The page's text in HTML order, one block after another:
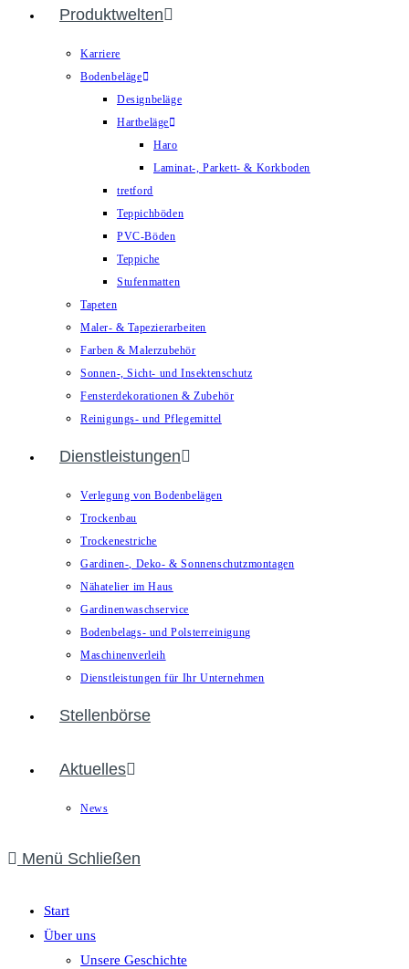
Produktwelten
Karriere
Bodenbeläge
Designbeläge
Hartbeläge
Haro
Laminat-, Parkett- & Korkboden
tretford
Teppichböden
PVC-Böden
Teppiche
Stufenmatten
Tapeten
Maler- & Tapezierarbeiten
Farben & Malerzubehör
Sonnen-, Sicht- und Insektenschutz
Fensterdekorationen & Zubehör
Reinigungs- und Pflegemittel
Dienstleistungen
Verlegung von Bodenbelägen
Trockenbau
Trockenestriche
Gardinen-, Deko- & Sonnenschutzmontagen
Nähatelier im Haus
Gardinenwaschservice
Bodenbelags- und Polsterreinigung
Maschinenverleih
Dienstleistungen für Ihr Unternehmen
Stellenbörse
Aktuelles
News
Menü Schließen
Start
Über uns
Unsere Geschichte